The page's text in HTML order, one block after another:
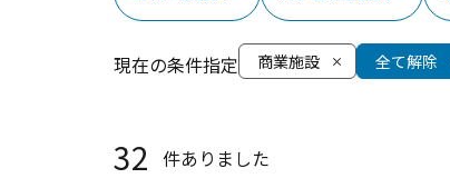
現在の条件指定 商業施設 全て解除
32 件ありました